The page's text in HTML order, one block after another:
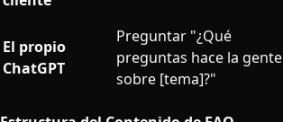
El propio
ChatGPT
Preguntar "¿Qué
preguntas hace la gente
sobre [tema]?"